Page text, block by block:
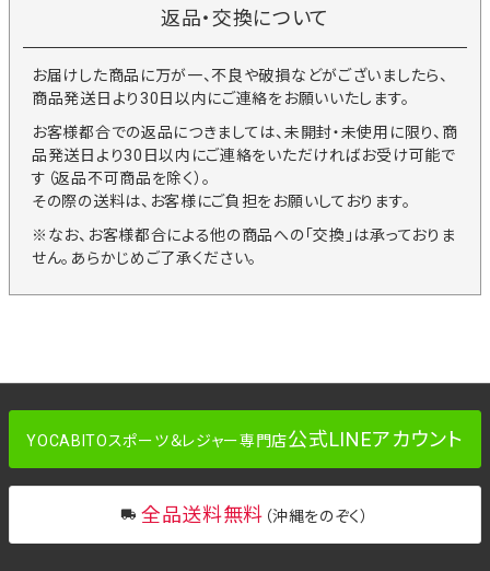
返品・交換について
お届けした商品に万が一、不良や破損などがございましたら、
商品発送日より30日以内にご連絡をお願いいたします。
お客様都合での返品につきましては、未開封・未使用に限り、商
品発送日より30日以内にご連絡をいただければお受け可能で
す（返品不可商品を除く）。
その際の送料は、お客様にご負担をお願いしております。
※なお、お客様都合による他の商品への「交換」は承っておりま
せん。あらかじめご了承ください。
YOCABITOスポーツ＆レジャー専門店公式LINEアカウント
全品送料無料 （沖縄をのぞく）